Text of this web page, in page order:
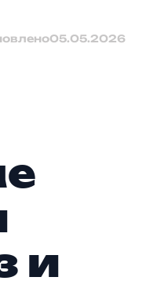
05.05.2026
и